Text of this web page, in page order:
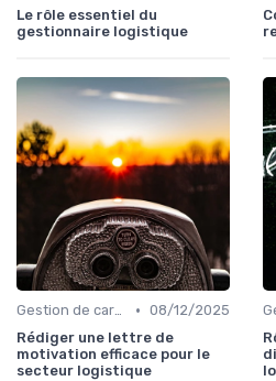
Le rôle essentiel du
gestionnaire logistique
Gestion de carrière • 08/12/2025
Rédiger une lettre de
motivation efficace pour le
secteur logistique